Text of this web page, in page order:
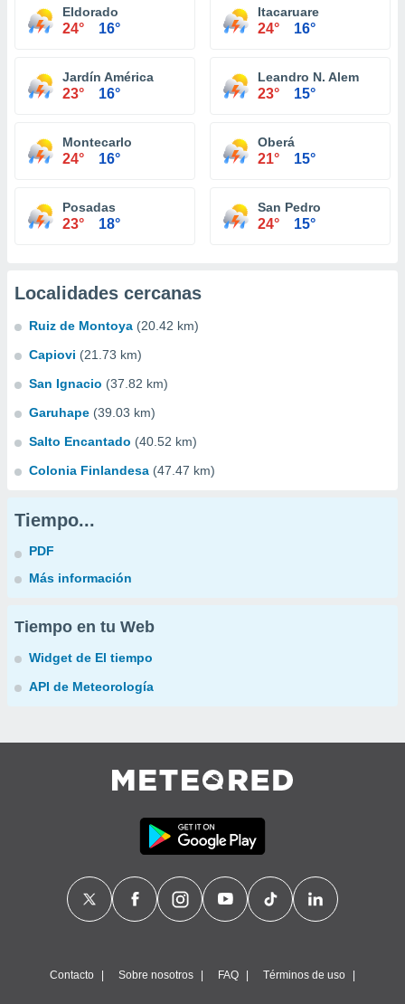
Eldorado
24° 16°
Itacaruare
24° 16°
Jardín América
23° 16°
Leandro N. Alem
23° 15°
Montecarlo
24° 16°
Oberá
21° 15°
Posadas
23° 18°
San Pedro
24° 15°
Localidades cercanas
Ruiz de Montoya (20.42 km)
Capiovi (21.73 km)
San Ignacio (37.82 km)
Garuhape (39.03 km)
Salto Encantado (40.52 km)
Colonia Finlandesa (47.47 km)
Tiempo...
PDF
Más información
Tiempo en tu Web
Widget de El tiempo
API de Meteorología
Contacto Sobre nosotros FAQ Términos de uso